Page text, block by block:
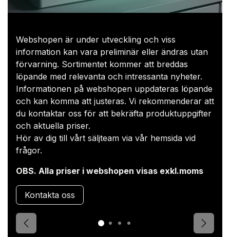
Webshopen är under utveckling och viss
information kan vara preliminär eller ändras utan
förvarning. Sortimentet kommer att breddas
löpande med relevanta och intressanta nyheter.
Informationen på webshopen uppdateras löpande
och kan komma att justeras. Vi rekommenderar att
du kontaktar oss för att bekräfta produktuppgifter
och aktuella priser.​
Hör av dig till vårt säljteam via vår hemsida vid
frågor.
OBS. Alla priser i webshopen visas exkl.moms
Kontakta oss
Förgående Nästa